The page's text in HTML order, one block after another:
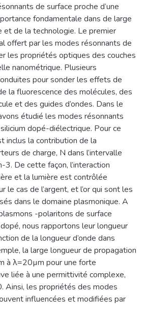
de surface proche d’une
fondamentale dans de large
et de la technologie. Le premier
offert par les modes résonnants de
les propriétés optiques des couches
nanométrique. Plusieurs
pour sonder les effets de
la fluorescence des molécules, des
et des guides d’ondes. Dans le
étudié les modes résonnants
dopé-diélectrique. Pour ce
inclus la contribution de la
de charge, N dans l’intervalle
De cette façon, l’interaction
et la lumière est contrôlée
le cas de l’argent, et l’or qui sont les
dans le domaine plasmonique. A
-polaritons de surface
nous rapportons leur longueur
de la longueur d’onde dans
la large longueur de propagation
à λ=20µm pour une forte
liée à une permittivité complexe,
les propriétés des modes
influencées et modifiées par